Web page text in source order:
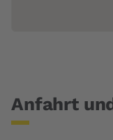
Anfahrt